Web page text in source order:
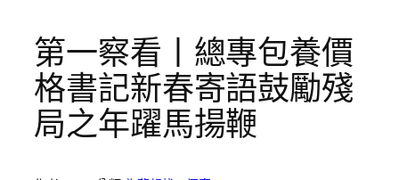
第一察看丨總專包養價
格書記新春寄語鼓勵殘
局之年躍馬揚鞭